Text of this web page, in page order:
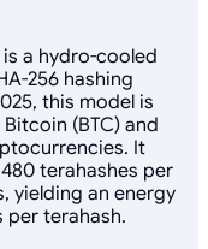
is a hydro-cooled
256 hashing
this model is
(BTC) and
It
terahashes per
yielding an energy
per terahash.